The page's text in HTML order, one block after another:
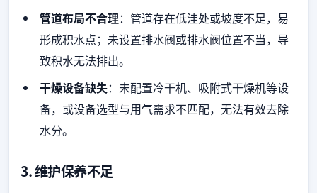
管道布局不合理：管道存在低洼处或坡度不足，易
形成积水点；未设置排水阀或排水阀位置不当，导
致积水无法排出。
干燥设备缺失：未配置冷干机、吸附式干燥机等设
备，或设备选型与用气需求不匹配，无法有效去除
水分。
3. 维护保养不足